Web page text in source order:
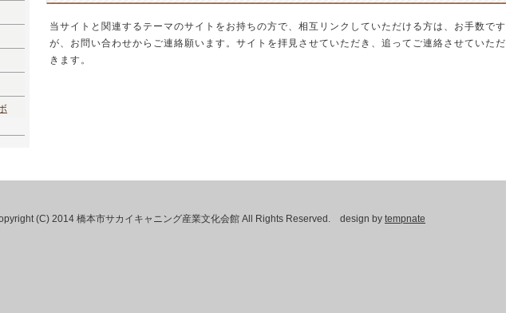
当サイトと関連するテーマのサイトをお持ちの方で、相互リンクしていただける方は、お手数です
が、お問い合わせからご連絡願います。サイトを拝見させていただき、追ってご連絡させていただ
きます。
(C) 2014 橋本市サカイキャニング産業文化会館 All Rights Reserved. design by tempnate